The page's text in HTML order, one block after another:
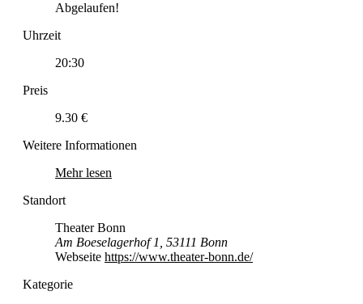
Abgelaufen!
Uhrzeit
20:30
Preis
9.30 €
Weitere Informationen
Mehr lesen
Standort
Theater Bonn
Am Boeselagerhof 1, 53111 Bonn
Webseite https://www.theater-bonn.de/
Kategorie